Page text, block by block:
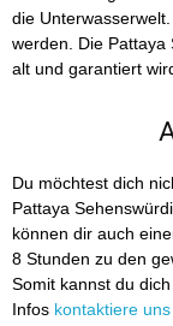
die
werden. Die Pattaya
alt und garantiert
Du möchtest dich
Pattaya
können dir auch
8 Stunden zu den
Somit kannst du
Infos kontaktiere